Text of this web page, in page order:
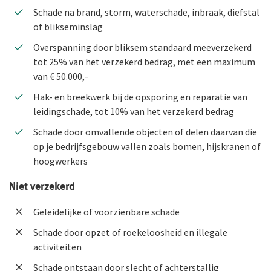
Duurzaam ondernemen
Samenwerking met adviseurs
Werken bij De Goudse
Vacatures
Stages en afstuderen
Arbeidsvoorwaarden
Sollicitatieprocedure
Privacyverklaring sollicitanten
Schade na brand, storm, waterschade, inbraak, diefstal
of blikseminslag
Overspanning door bliksem standaard meeverzekerd
tot 25% van het verzekerd bedrag, met een maximum
van € 50.000,-
Hak- en breekwerk bij de opsporing en reparatie van
leidingschade, tot 10% van het verzekerd bedrag
Schade door omvallende objecten of delen daarvan die
op je bedrijfsgebouw vallen zoals bomen, hijskranen of
hoogwerkers
Niet verzekerd
Geleidelijke of voorzienbare schade
Schade door opzet of roekeloosheid en illegale
activiteiten
Schade ontstaan door slecht of achterstallig